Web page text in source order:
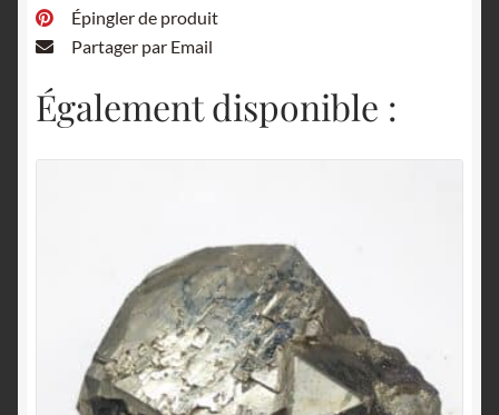
Épingler de produit
Partager par Email
Également disponible :